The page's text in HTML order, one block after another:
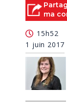
ma
15h52
1 juin 2017